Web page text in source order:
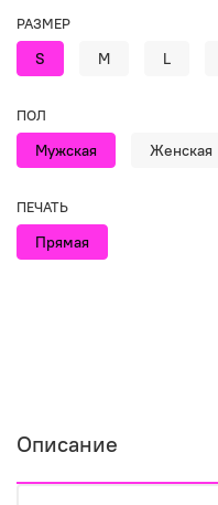
РАЗМЕР
S M L
ПОЛ
Мужская Женская
ПЕЧАТЬ
Прямая
Описание